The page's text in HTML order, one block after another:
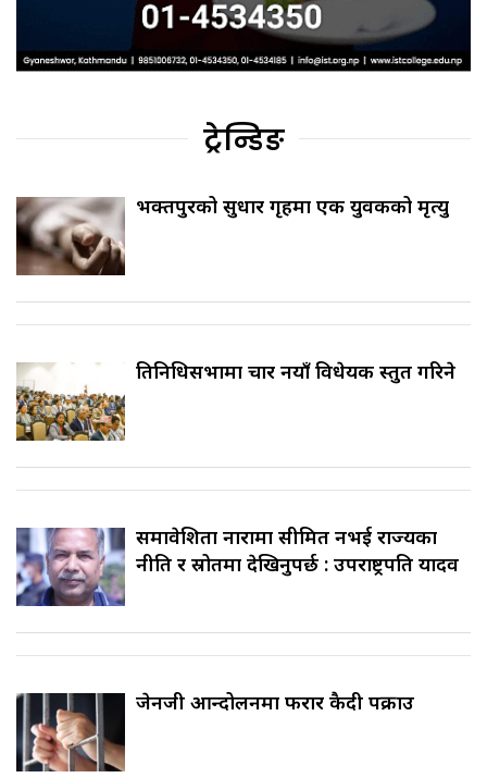
ट्रेन्डिङ
भक्तपुरको सुधार गृहमा एक युवकको मृत्यु
प्रतिनिधिसभामा चार नयाँ विधेयक प्रस्तुत गरिने
समावेशिता नारामा सीमित नभई राज्यका
नीति र स्रोतमा देखिनुपर्छ : उपराष्ट्रपति यादव
जेनजी आन्दोलनमा फरार कैदी पक्राउ